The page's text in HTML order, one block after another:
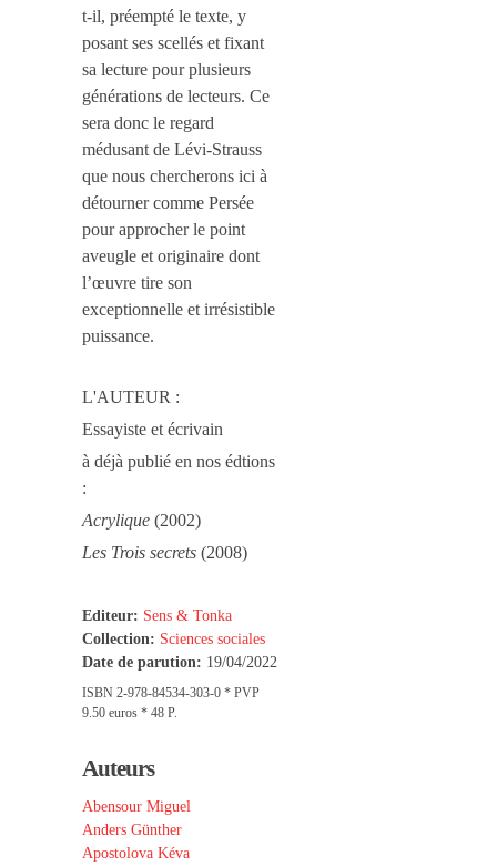
t-il, préempté le texte, y
posant ses scellés et fixant
sa lecture pour plusieurs
générations de lecteurs. Ce
sera donc le regard
médusant de Lévi-Strauss
que nous chercherons ici à
détourner comme Persée
pour approcher le point
aveugle et originaire dont
l’œuvre tire son
exceptionnelle et irrésistible
puissance.
L'AUTEUR :
Essayiste et écrivain
à déjà publié en nos édtions
:
Acrylique (2002)
Les Trois secrets (2008)
Editeur: Sens & Tonka
Collection: Sciences sociales
Date de parution: 19/04/2022
ISBN 2-978-84534-303-0 * PVP
9.50 euros * 48 P.
Auteurs
Abensour Miguel
Anders Günther
Apostolova Kéva